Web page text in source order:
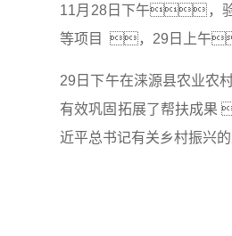
11月28日下午，验
等项目  ，29日上午
29日下午在涞源县农业
有效巩固拓展了帮扶成
近平总书记有关乡村振